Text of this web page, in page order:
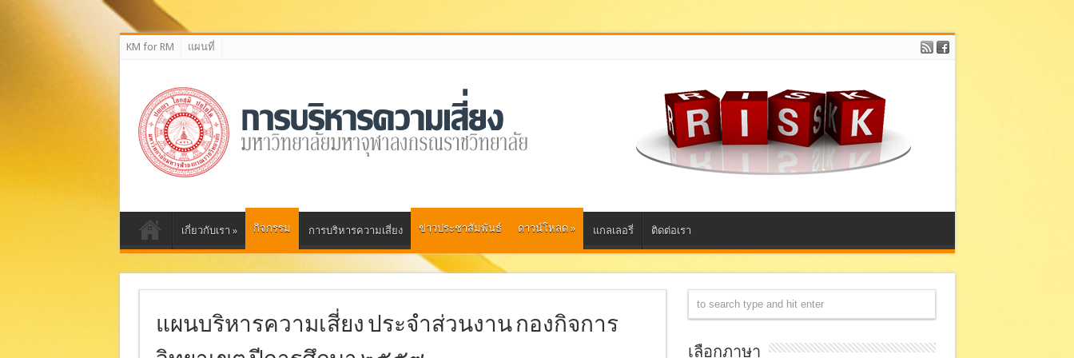
กลุ่มงานบริหารความเสี่ยง สำนักงานตรวจสอบภายใน
KM for RM แผนที่
เกี่ยวกับเรา » กิจกรรม การบริหารความเสี่ยง ข่าวประชาสัมพันธ์ ดาวน์โหลด » แกลเลอรี่ ติดต่อเรา
แผนบริหารความเสี่ยง ประจำส่วนงาน กองกิจการ
เลือกภาษา